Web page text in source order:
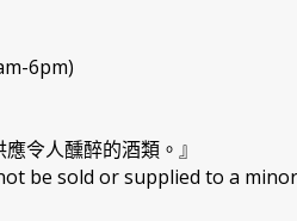
6pm)
令人醺醉的酒類。』
be sold or supplied to a